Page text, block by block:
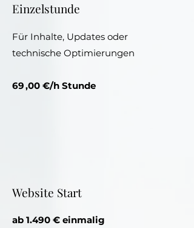
Einzelstunde
Für Inhalte, Updates oder
technische Optimierungen
69 ,00 €/h Stunde
Website Start
ab 1.490 € einmalig